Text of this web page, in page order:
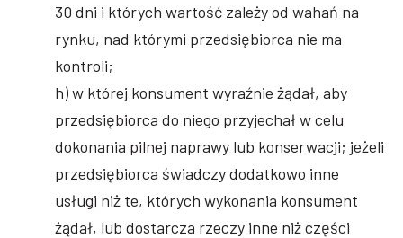
30 dni i których wartość zależy od wahań na
rynku, nad którymi przedsiębiorca nie ma
kontroli;
h) w której konsument wyraźnie żądał, aby
przedsiębiorca do niego przyjechał w celu
dokonania pilnej naprawy lub konserwacji; jeżeli
przedsiębiorca świadczy dodatkowo inne
usługi niż te, których wykonania konsument
żądał, lub dostarcza rzeczy inne niż części